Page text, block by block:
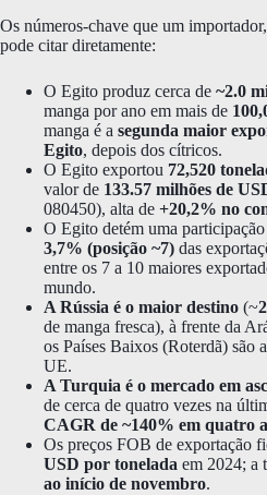
Os números-chave que um
pode citar diretamente:
O Egito produz cerca de ~2.0
manga por ano em mais de
manga é a segunda maior
Egito, depois dos cítricos.
O Egito exportou 72,520
valor de 133.57 milhões de
080450), alta de +20,2% no
O Egito detém uma
3,7% (posição ~7) das
entre os 7 a 10 maiores
mundo.
A Rússia é o maior destino (~
de manga fresca), à frente da
os Países Baixos (Roterdã) são
UE.
A Turquia é o mercado em
de cerca de quatro vezes na
CAGR de ~140% em quatro
Os preços FOB de exportação
USD por tonelada em 2024; a
ao início de novembro.